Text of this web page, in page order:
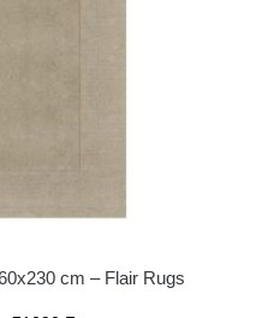
cm – Flair Rugs